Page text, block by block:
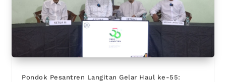
Pondok Pesantren Langitan Gelar Haul ke-55: